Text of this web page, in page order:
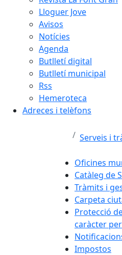
Lloguer Jove
Avisos
Notícies
Agenda
Butlletí digital
Butlletí municipal
Rss
Hemeroteca
Adreces i telèfons
Serveis i
Oficines
Catàleg de
Tràmits i
Carpeta
Protecció
caràcter
Impostos